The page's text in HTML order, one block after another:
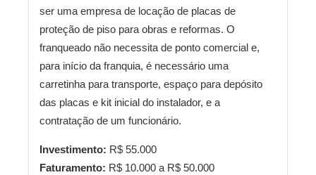
ser uma empresa de locação de placas de
proteção de piso para obras e reformas. O
franqueado não necessita de ponto comercial e,
para início da franquia, é necessário uma
carretinha para transporte, espaço para depósito
das placas e kit inicial do instalador, e a
contratação de um funcionário.
Investimento: R$ 55.000
Faturamento: R$ 10.000 a R$ 50.000